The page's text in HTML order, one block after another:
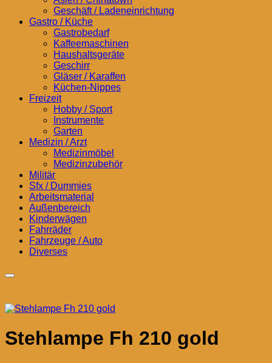
Geschäft / Ladeneinrichtung
Gastro / Küche
Gastrobedarf
Kaffeemaschinen
Haushaltsgeräte
Geschirr
Gläser / Karaffen
Küchen-Nippes
Freizeit
Hobby / Sport
Instrumente
Garten
Medizin / Arzt
Medizinmöbel
Medizinzubehör
Militär
Sfx / Dummies
Arbeitsmaterial
Außenbereich
Kinderwägen
Fahrräder
Fahrzeuge / Auto
Diverses
Stehlampe Fh 210 gold